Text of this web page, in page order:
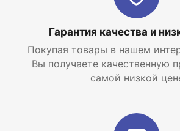
Гарантия качества и
Покупая товары в нашем
Вы получаете качественную
самой низкой